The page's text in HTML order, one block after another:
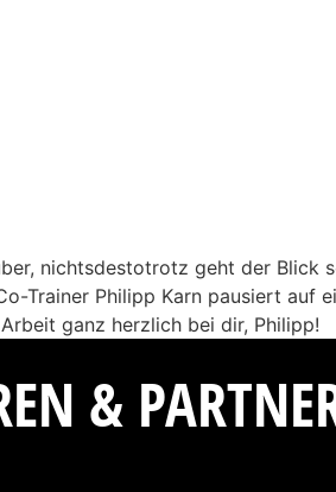
nichtsdestotrotz geht der Blick
Trainer Philipp Karn pausiert auf
ganz herzlich bei dir, Philipp!
&